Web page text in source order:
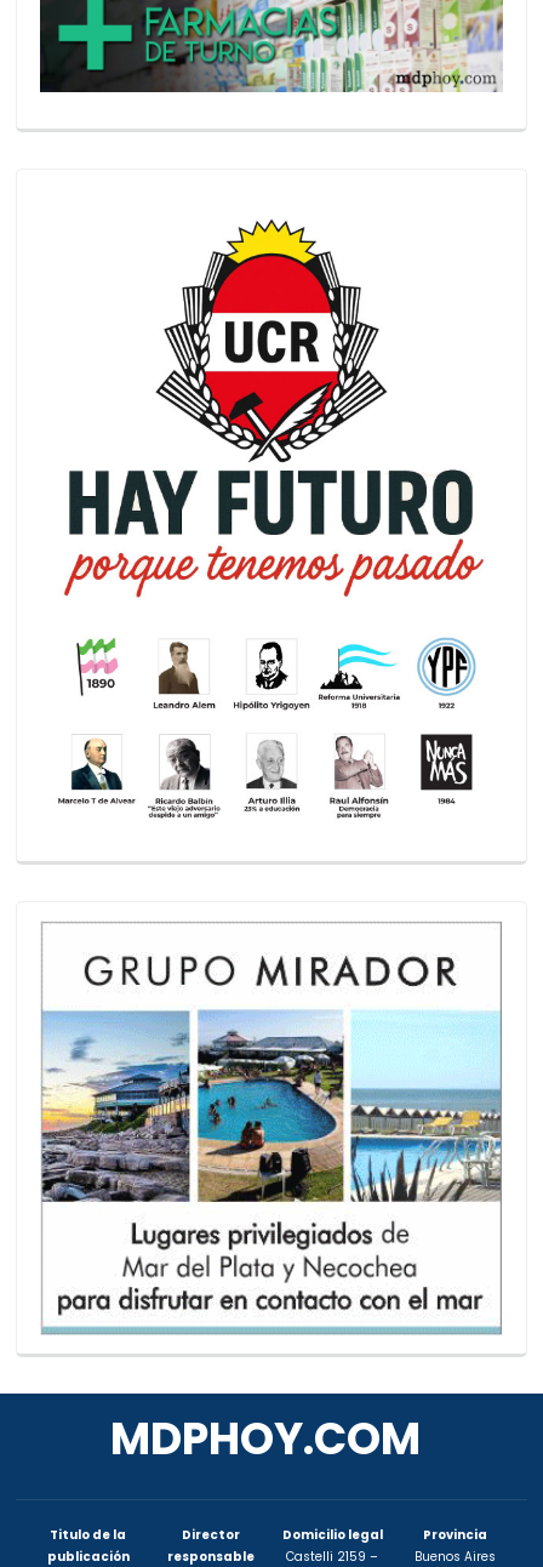
MDPHOY.COM
Titulo de la
publicación
Director
responsable
Domicilio legal
Castelli 2159 –
Provincia
Buenos Aires